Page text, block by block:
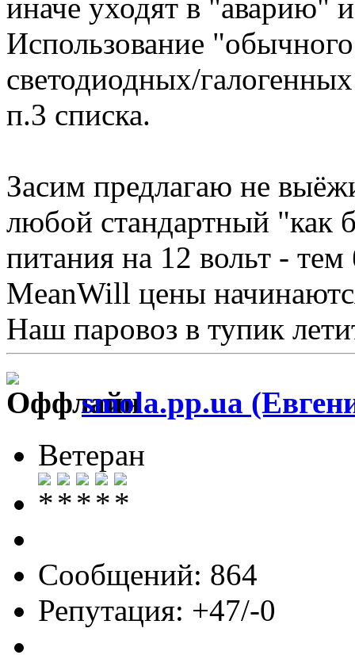
иначе уходят в "аварию"
Использование
светодиодных/
п.3 списка.
Засим предлагаю не
любой стандартный
питания на 12 вольт - тем
MeanWill цены
Наш паровоз в тупик
smola.pp.ua
Ветеран
Сообщений: 864
Репутация: +47/-0